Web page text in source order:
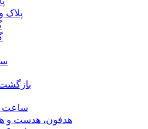
پلاک
بازگشت
ساعت
هدفون، هدست و